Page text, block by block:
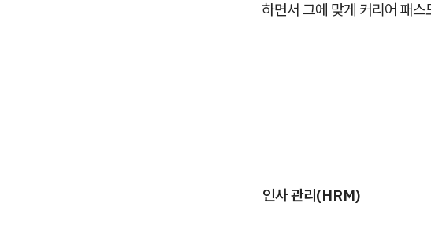
하면서 그에 맞게 커리어 패스
인사 관리(HRM)